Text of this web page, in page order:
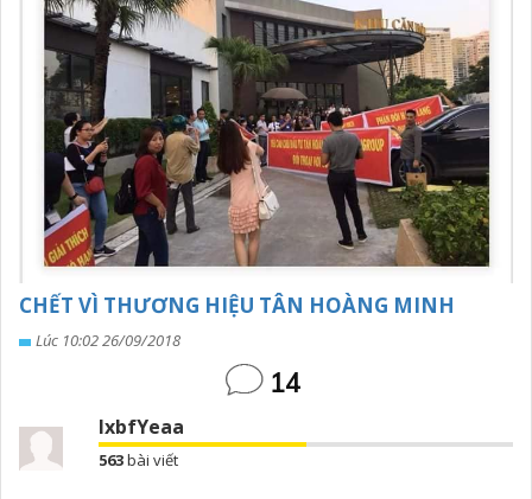
CHẾT VÌ THƯƠNG HIỆU TÂN HOÀNG MINH
Lúc 10:02 26/09/2018
14
lxbfYeaa
563bài viết